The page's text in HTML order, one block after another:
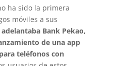
ha sido la primera
móviles a sus
Bank Pekao,
de una app
teléfonos con